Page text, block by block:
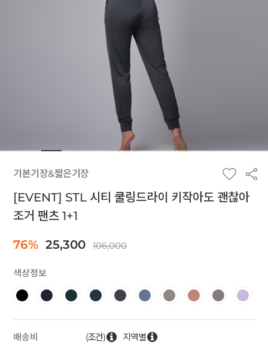
기본기장&짧은기장
[EVENT] STL 시티 쿨링드라이 키작아도 괜찮아
조거 팬츠 1+1
76% 25,300 106,000
색상정보
배송비 (조건) 지역별